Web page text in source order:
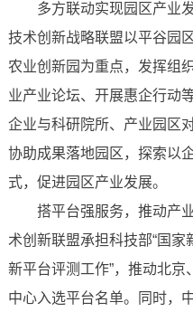
多方联动实现园区产业发
技术创新战略联盟以平谷园
农业创新园为重点，发挥组
业产业论坛、开展惠企行动
企业与科研院所、产业园区
协助成果落地园区，探索以
式，促进园区产业发展。
搭平台强服务，推动产业
术创新联盟承担科技部“国
新平台评测工作”，推动北
中心入选平台名单。同时，